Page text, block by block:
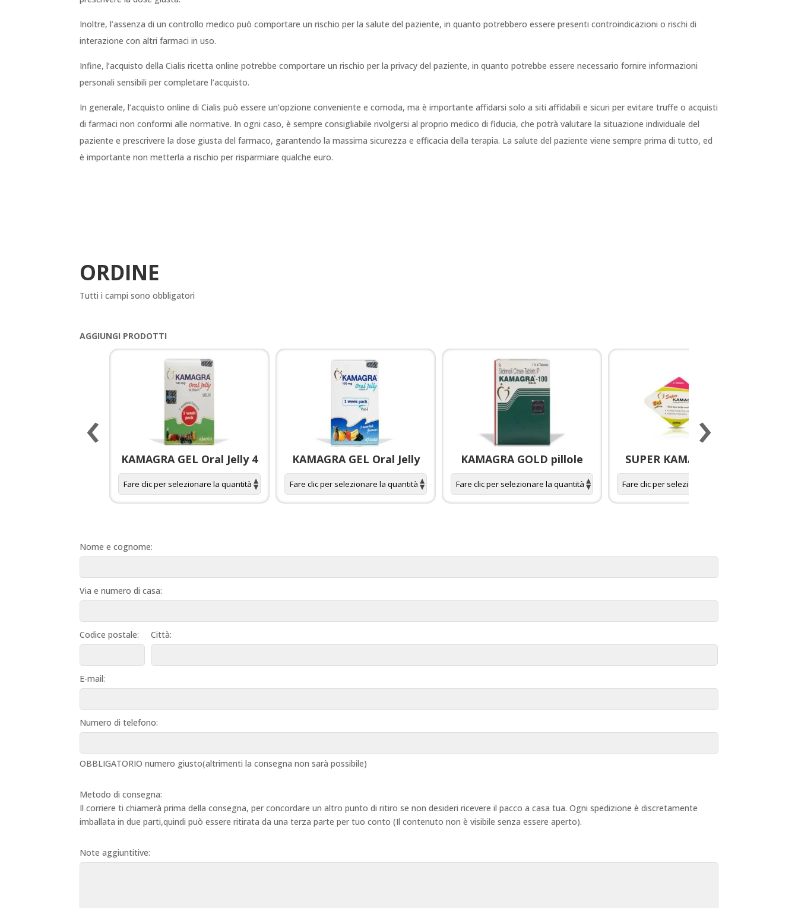
Inoltre, l’assenza di un controllo medico può comportare un rischio per la salute del paziente, in quanto potrebbero essere presenti controindicazioni o rischi di
interazione con altri farmaci in uso.
Infine, l’acquisto della Cialis ricetta online potrebbe comportare un rischio per la privacy del paziente, in quanto potrebbe essere necessario fornire informazioni
personali sensibili per completare l’acquisto.
In generale, l’acquisto online di Cialis può essere un’opzione conveniente e comoda, ma è importante affidarsi solo a siti affidabili e sicuri per evitare truffe o acquisti
di farmaci non conformi alle normative. In ogni caso, è sempre consigliabile rivolgersi al proprio medico di fiducia, che potrà valutare la situazione individuale del
paziente e prescrivere la dose giusta del farmaco, garantendo la massima sicurezza e efficacia della terapia. La salute del paziente viene sempre prima di tutto, ed
è importante non metterla a rischio per risparmiare qualche euro.
ORDINE
Tutti i campi sono obbligatori
AGGIUNGI PRODOTTI
KAMAGRA GEL Oral Jelly 4 KAMAGRA GEL Oral Jelly KAMAGRA GOLD pillole SUPER KAMAGRA pillole
‹ ›
Nome e cognome:
Via e numero di casa:
Codice postale: Città:
E-mail:
Numero di telefono:
OBBLIGATORIO numero giusto(altrimenti la consegna non sarà possibile)
Metodo di consegna:
Il corriere ti chiamerà prima della consegna, per concordare un altro punto di ritiro se non desideri ricevere il pacco a casa tua. Ogni spedizione è discretamente
imballata in due parti,quindi può essere ritirata da una terza parte per tuo conto (Il contenuto non è visibile senza essere aperto).
Note aggiuntitive: